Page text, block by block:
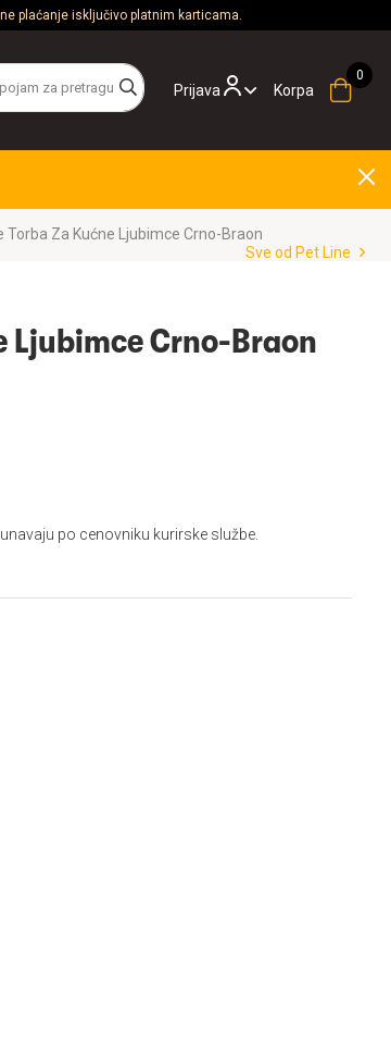
plaćanje isključivo platnim karticama.
Prijava Korpa
Torba Za Kućne Ljubimce Crno-Braon
Sve od Pet Line
Ljubimce Crno-Braon
po cenovniku kurirske službe.